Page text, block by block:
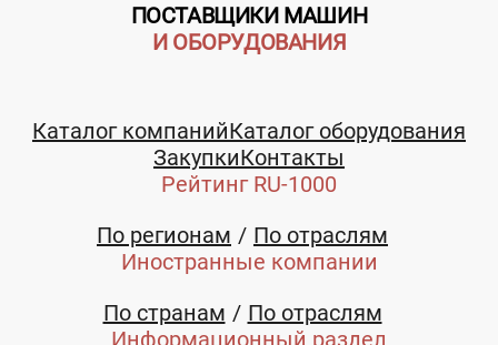
ПОСТАВЩИКИ МАШИН
И ОБОРУДОВАНИЯ
Каталог компанийКаталог оборудования
ЗакупкиКонтакты
Рейтинг RU-1000
По регионам
По отраслям
Иностранные компании
По странам
По отраслям
Информационный раздел